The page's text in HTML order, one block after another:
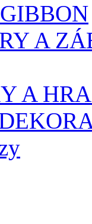
A
A